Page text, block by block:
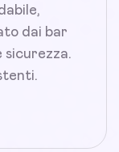
dai bar
sicurezza.